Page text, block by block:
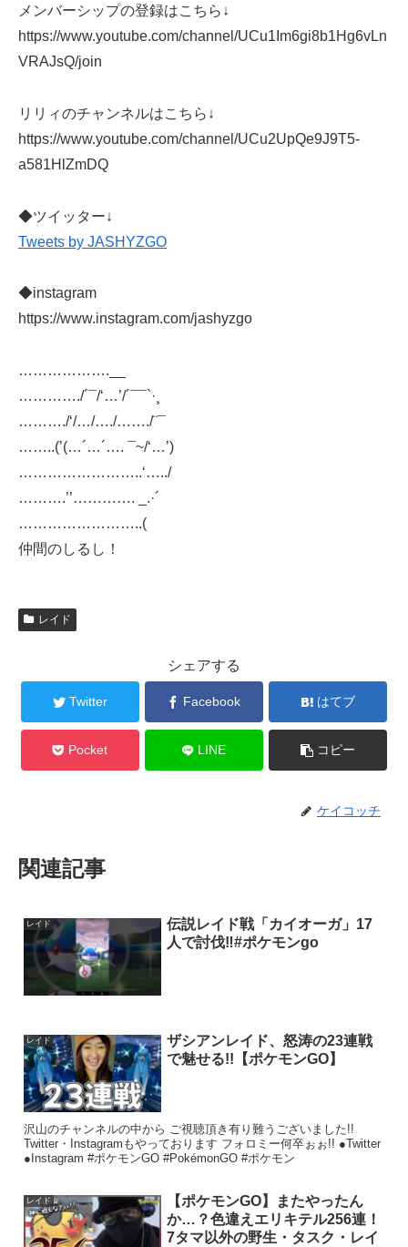
メンバーシップの登録はこちら↓
https://www.youtube.com/channel/UCu1Im6gi8b1Hg6vLn
VRAJsQ/join
リリィのチャンネルはこちら↓
https://www.youtube.com/channel/UCu2UpQe9J9T5-
a581HlZmDQ
◆ツイッター↓
Tweets by JASHYZGO
◆instagram
https://www.instagram.com/jashyzgo
……………….__
…………./´¯/‘…’/´¯¯`·¸
………./‘/…/…./……./¨¯
……..(’(…´…´…. ¯~/‘…’)
……………………..‘…../
……….’’…………. _.·´
……………………..(
仲間のしるし！
レイド
シェアする
Twitter Facebook はてブ
Pocket LINE コピー
ケイコッチ
関連記事
レイド
伝説レイド戦「カイオーガ」17
人で討伐‼️#ポケモンgo
レイド
ザシアンレイド、怒涛の23連戦
で魅せる!!【ポケモンGO】
沢山のチャンネルの中から ご視聴頂き有り難うございました!!
Twitter・Instagramもやっております フォロミー何卒ぉぉ!! ●Twitter
●Instagram #ポケモンGO #PokémonGO #ポケモン
レイド
【ポケモンGO】またやったん
か…？色違えエリキテル256連！
7タマ以外の野生・タスク・レイ